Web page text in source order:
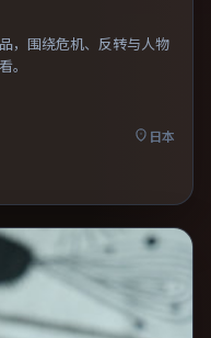
，围绕危机、反转与人物
。
日本